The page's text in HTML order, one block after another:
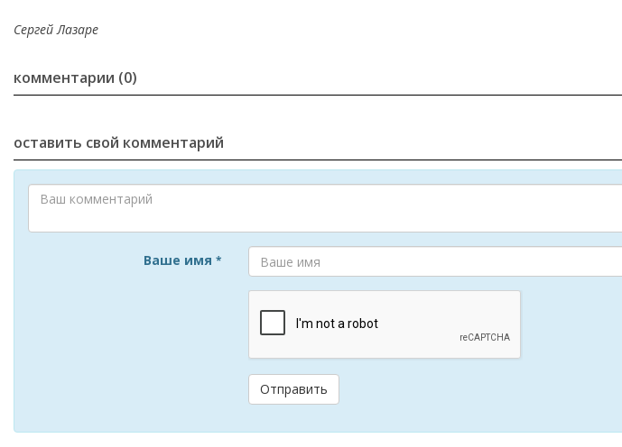
Сергей Лазаре
комментарии (0)
оставить свой комментарий
Ваше имя *
Отправить